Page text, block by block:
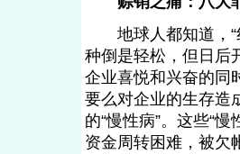
地球人都知道，“
种倒是轻松，但日后
企业喜悦和兴奋的同
要么对企业的生存造
的“慢性病”。这些“
资金周转困难，被欠